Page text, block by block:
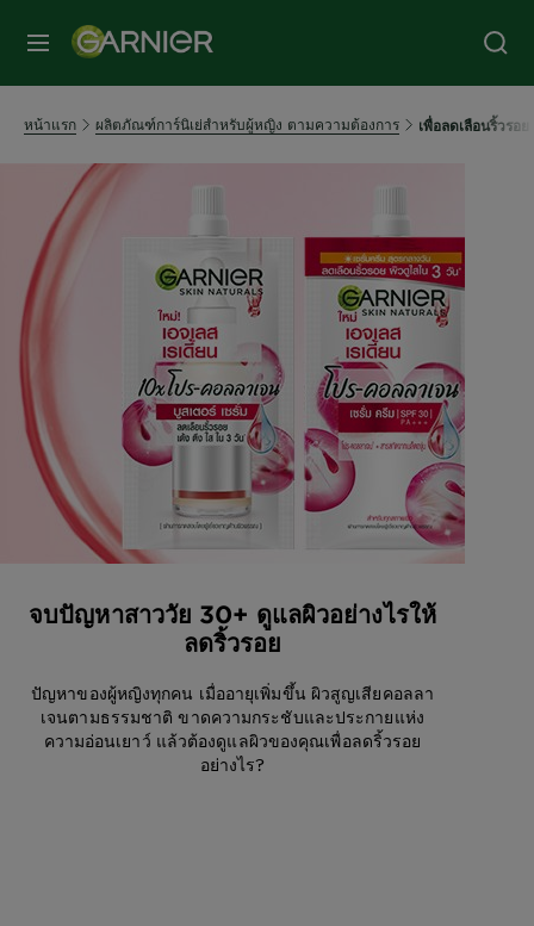
หน้าแรก ผลิตภัณฑ์การ์นิเย่สำหรับผู้หญิง ตามความต้องการ เพื่อลดเลือนริ้วรอ
จบปัญหาสาววัย 30+ ดูแลผิวอย่างไรให้
ลดริ้วรอย
ปัญหาของผู้หญิงทุกคน เมื่ออายุเพิ่มขึ้น ผิวสูญเสียคอลลา
เจนตามธรรมชาติ ขาดความกระชับและประกายแห่ง
ความอ่อนเยาว์ แล้วต้องดูแลผิวของคุณเพื่อลดริ้วรอย
อย่างไร?